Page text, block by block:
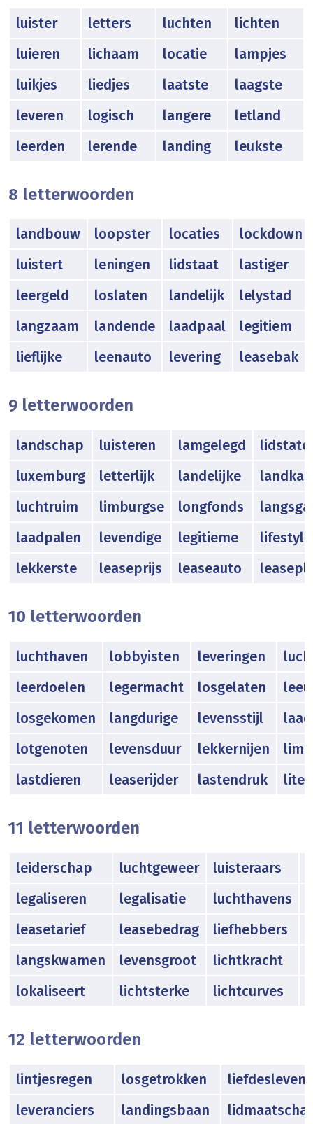
luister letters luchten
lichten
luieren
lichaam locatie
lampjes
luikjes
liedjes laatste
laagste
leveren
logisch langere
letland
leerden
lerende landing leukste
8 letterwoorden
landbouw loopster locaties
lockdown
luistert
leningen lidstaat
lastiger
leergeld
loslaten landelijk
lelystad
langzaam
landende laadpaal
legitiem
lieflijke
leenauto levering leasebak
9 letterwoorden
landschap luisteren lamgelegd
luxemburg
letterlijk landelijke
luchtruim
limburgse longfonds
laadpalen
levendige legitieme
lifestyle
lekkerste
leaseprijs leaseauto
10 letterwoorden
luchthaven lobbyisten leveringen
leerdoelen
legermacht losgelaten
losgekomen
langdurige levensstijl
lotgenoten
levensduur lekkernijen
lastdieren
leaserijder lastendruk
11 letterwoorden
leiderschap luchtgeweer luisteraars
legaliseren
legalisatie luchthavens
leasetarief
leasebedrag liefhebbers
langskwamen
levensgroot lichtkracht
lokaliseert
lichtsterke lichtcurves
12 letterwoorden
lintjesregen losgetrokken
liefdesleven
leveranciers
landingsbaan